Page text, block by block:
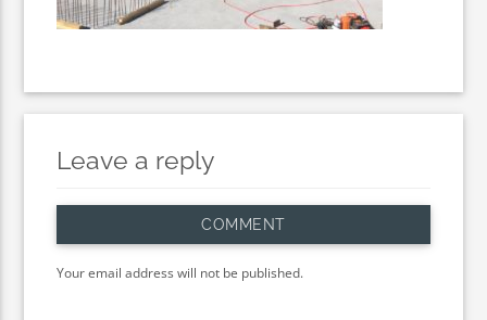
Leave a reply
COMMENT
Your email address will not be published.